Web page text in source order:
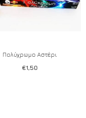
Πολύχρωμο Αστέρι
€1,50